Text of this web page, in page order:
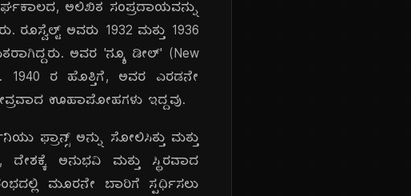
ಅಲಿಖಿತ ಸಂಪ್ರದಾಯವನ್ನು
ಅವರು 1932 ಮತ್ತು 1936
ಅವರ 'ನ್ಯೂ ಡೀಲ್' (New
1940 ರ ಹೊತ್ತಿಗೆ, ಅವರ ಎರಡನೇ
ಊಹಾಪೋಹಗಳು ಇದ್ದವು.
ಫ್ರಾನ್ಸ್ ಅನ್ನು ಸೋಲಿಸಿತ್ತು ಮತ್ತು
ಅನುಭವಿ ಮತ್ತು ಸ್ಥಿರವಾದ
ಮೂರನೇ ಬಾರಿಗೆ ಸ್ಪರ್ಧಿಸಲು